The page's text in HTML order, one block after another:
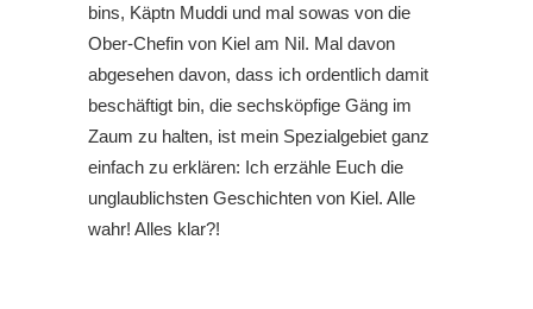
bins, Käptn Muddi und mal sowas von die
Ober-Chefin von Kiel am Nil. Mal davon
abgesehen davon, dass ich ordentlich damit
beschäftigt bin, die sechsköpfige Gäng im
Zaum zu halten, ist mein Spezialgebiet ganz
einfach zu erklären: Ich erzähle Euch die
unglaublichsten Geschichten von Kiel. Alle
wahr! Alles klar?!